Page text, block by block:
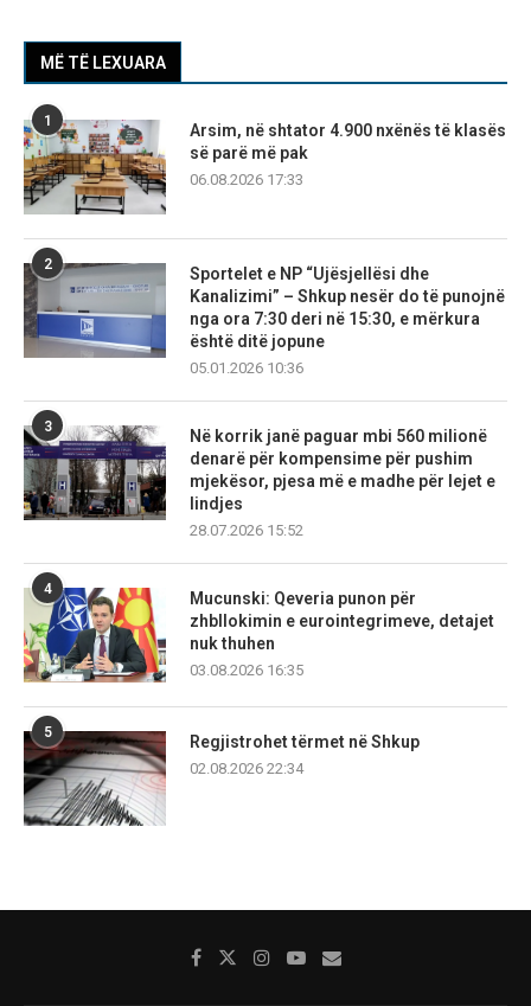
MË TË LEXUARA
1
Arsim, në shtator 4.900 nxënës të klasës
së parë më pak
06.08.2026 17:33
2
Sportelet e NP “Ujësjellësi dhe
Kanalizimi” – Shkup nesër do të punojnë
nga ora 7:30 deri në 15:30, e mërkura
është ditë jopune
05.01.2026 10:36
3
Në korrik janë paguar mbi 560 milionë
denarë për kompensime për pushim
mjekësor, pjesa më e madhe për lejet e
lindjes
28.07.2026 15:52
4
Mucunski: Qeveria punon për
zhbllokimin e eurointegrimeve, detajet
nuk thuhen
03.08.2026 16:35
5
Regjistrohet tërmet në Shkup
02.08.2026 22:34